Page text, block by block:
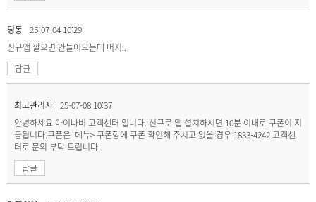
딩동 25-07-04 10:29
신규앱 깔으면 안들어오는데 머지..
답글
최고관리자 25-07-08 10:37
안녕하세요 아이나비 고객센터 입니다. 신규로 앱 설치하시면 10분 이내로 쿠폰이 지
급됩니다.쿠폰은 메뉴> 쿠폰함에 쿠폰 확인해 주시고 없을 경우 1833-4242 고객센
터로 문의 부탁 드립니다.
답글